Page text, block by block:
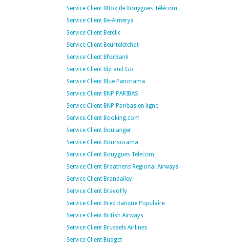
Service Client BBox de Bouygues Télécom
Service Client Be-Almerys
Service Client Betclic
Service Client Beurteletchat
Service Client BforBank
Service Client Bip and Go
Service Client Blue Panorama
Service Client BNP PARIBAS
Service Client BNP Paribas en ligne
Service Client Booking.com
Service Client Boulanger
Service Client Boursorama
Service Client Bouygues Telecom
Service Client Braathens Regional Airways
Service Client Brandalley
Service Client BravoFly
Service Client Bred Banque Populaire
Service Client British Airways
Service Client Brussels Airlines
Service Client Budget